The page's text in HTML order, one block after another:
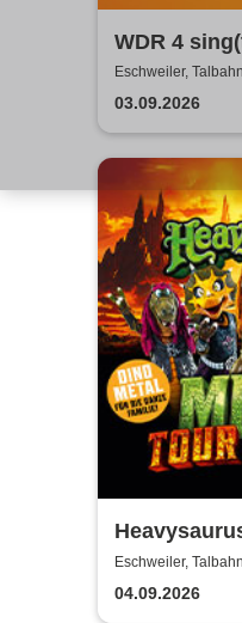
WDR 4
Eschweiler,
03.09.2026
2026/27
Eschweiler,
04.09.2026